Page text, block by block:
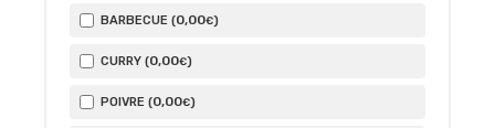
BARBECUE (0,00€)
CURRY (0,00€)
POIVRE (0,00€)